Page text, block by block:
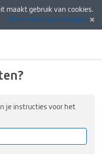
maakt gebruik van cookies.
Deze melding verbergen
je instructies voor het